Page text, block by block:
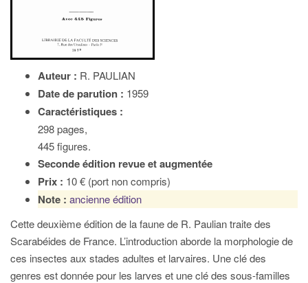
Auteur : R. PAULIAN
Date de parution : 1959
Caractéristiques :
298 pages,
445 figures.
Seconde édition revue et augmentée
Prix : 10 € (port non compris)
Note : ancienne édition
Cette deuxième édition de la faune de R. Paulian traite des
Scarabéides de France. L’introduction aborde la morphologie de
ces insectes aux stades adultes et larvaires. Une clé des
genres est donnée pour les larves et une clé des sous-familles